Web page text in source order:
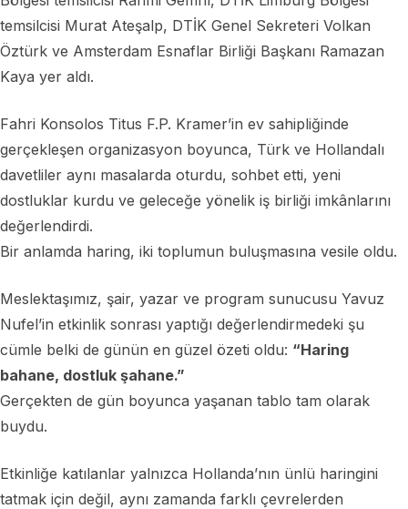
temsilcisi Murat Ateşalp, DTİK Genel Sekreteri Volkan
Öztürk ve Amsterdam Esnaflar Birliği Başkanı Ramazan
Kaya yer aldı.
Fahri Konsolos Titus F.P. Kramer’in ev sahipliğinde
gerçekleşen organizasyon boyunca, Türk ve Hollandalı
davetliler aynı masalarda oturdu, sohbet etti, yeni
dostluklar kurdu ve geleceğe yönelik iş birliği imkânlarını
değerlendirdi.
Bir anlamda haring, iki toplumun buluşmasına vesile oldu.
Meslektaşımız, şair, yazar ve program sunucusu Yavuz
Nufel’in etkinlik sonrası yaptığı değerlendirmedeki şu
cümle belki de günün en güzel özeti oldu: “Haring
bahane, dostluk şahane.”
Gerçekten de gün boyunca yaşanan tablo tam olarak
buydu.
Etkinliğe katılanlar yalnızca Hollanda’nın ünlü haringini
tatmak için değil, aynı zamanda farklı çevrelerden